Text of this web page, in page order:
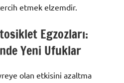
etmek elzemdir.
Egzozları:
Yeni Ufuklar
olan etkisini azaltma